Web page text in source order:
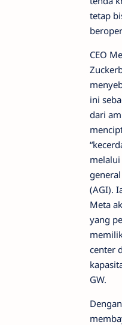
tetap
CEO
ini
dari
(AGI).
Meta
yang
center
GW.